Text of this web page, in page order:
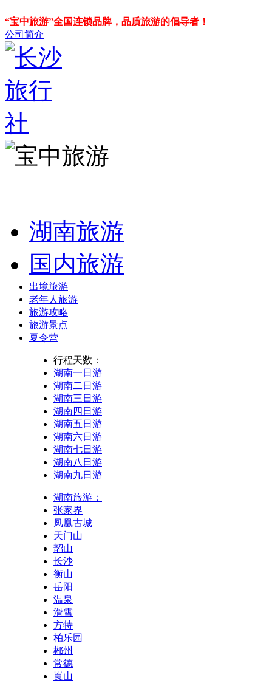
“宝中旅游”全国连锁品牌，品质旅游的倡导者！
公司简介
湖南旅游
国内旅游
出境旅游
老年人旅游
旅游攻略
旅游景点
夏令营
行程天数：
湖南一日游
湖南二日游
湖南三日游
湖南四日游
湖南五日游
湖南六日游
湖南七日游
湖南八日游
湖南九日游
湖南旅游：
张家界
凤凰古城
天门山
韶山
长沙
衡山
岳阳
温泉
滑雪
方特
柏乐园
郴州
常德
崀山